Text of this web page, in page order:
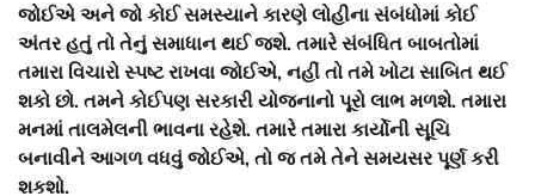
જોઈએ અને જો કોઈ સમસ્યાને કારણે લોહીના સંબંધોમાં કોઈ
અંતર હતું તો તેનું સમાધાન થઈ જશે. તમારે સંબંધિત બાબતોમાં
તમારા વિચારો સ્પષ્ટ રાખવા જોઈએ, નહીં તો તમે ખોટા સાબિત થઈ
શકો છો. તમને કોઈપણ સરકારી યોજનાનો પૂરો લાભ મળશે. તમારા
મનમાં તાલમેલની ભાવના રહેશે. તમારે તમારા કાર્યોની સૂચિ
બનાવીને આગળ વધવું જોઈએ, તો જ તમે તેને સમયસર પૂર્ણ કરી
શકશો.